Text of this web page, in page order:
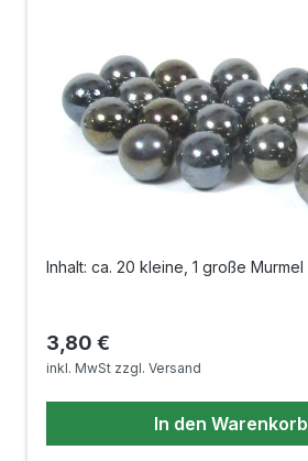
Inhalt: ca. 20 kleine, 1 große Murmel
Regulärer Preis:
3,80 €
inkl. MwSt zzgl. Versand
In den Warenkorb